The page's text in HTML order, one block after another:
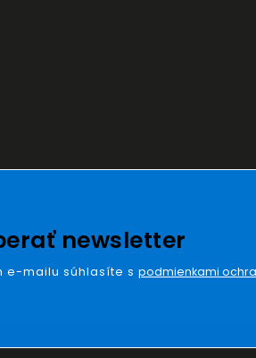
newsletter
e-mailu súhlasíte s podmienkami